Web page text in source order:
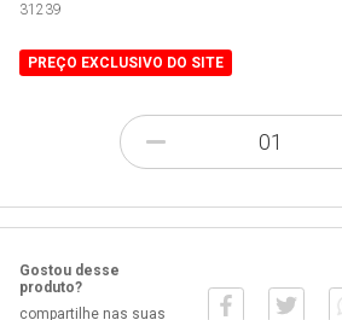
31239
PREÇO EXCLUSIVO DO SITE
-
Gostou desse
produto?
compartilhe nas suas